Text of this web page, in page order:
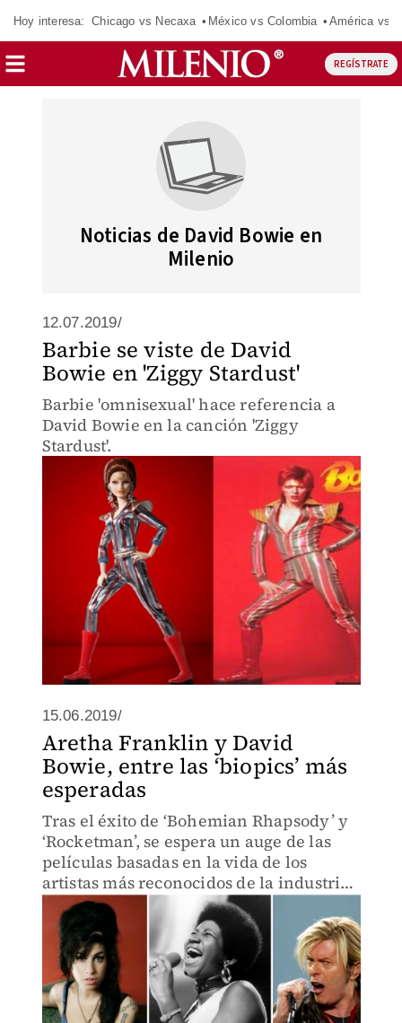
Hoy interesa: Chicago vs Necaxa México vs Colombia América vs
REGÍSTRATE
Noticias de David Bowie en
Milenio
12.07.2019/
Barbie se viste de David
Bowie en 'Ziggy Stardust'
Barbie 'omnisexual' hace referencia a
David Bowie en la canción 'Ziggy
Stardust'.
15.06.2019/
Aretha Franklin y David
Bowie, entre las ‘biopics’ más
esperadas
Tras el éxito de ‘Bohemian Rhapsody’ y
‘Rocketman’, se espera un auge de las
películas basadas en la vida de los
artistas más reconocidos de la industria
musical.